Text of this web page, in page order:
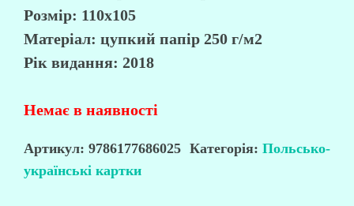
Розмір: 110х105
Матеріал: цупкий папір 250 г/м2
Рік видання: 2018
Немає в наявності
Артикул: 9786177686025 Категорія: Польсько-
українські картки